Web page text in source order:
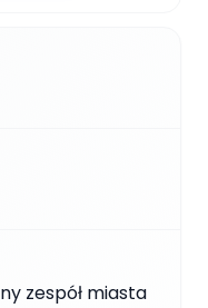
zespół miasta